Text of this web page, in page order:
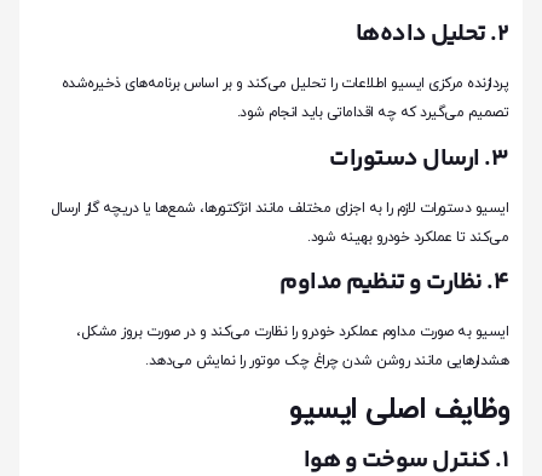
2. تحلیل داده‌ها
پردازنده مرکزی ایسیو اطلاعات را تحلیل می‌کند و بر اساس برنامه‌های ذخیره‌شده
تصمیم می‌گیرد که چه اقداماتی باید انجام شود.
3. ارسال دستورات
ایسیو دستورات لازم را به اجزای مختلف مانند انژکتورها، شمع‌ها یا دریچه گاز ارسال
می‌کند تا عملکرد خودرو بهینه شود.
4. نظارت و تنظیم مداوم
ایسیو به صورت مداوم عملکرد خودرو را نظارت می‌کند و در صورت بروز مشکل،
هشدارهایی مانند روشن شدن چراغ چک موتور را نمایش می‌دهد.
وظایف اصلی ایسیو
1. کنترل سوخت و هوا